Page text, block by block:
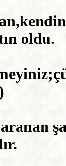
oldu.